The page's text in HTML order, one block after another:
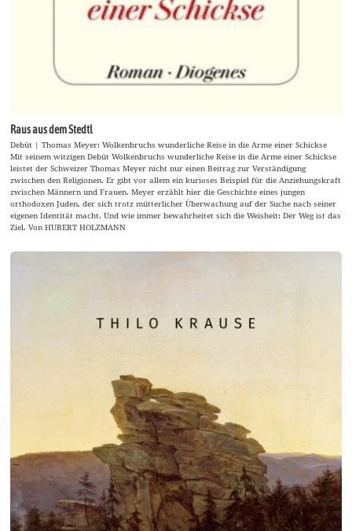
Raus aus dem Stedtl
Debüt | Thomas Meyer: Wolkenbruchs wunderliche Reise in die Arme einer Schickse
Mit seinem witzigen Debüt Wolkenbruchs wunderliche Reise in die Arme einer Schickse
leistet der Schweizer Thomas Meyer nicht nur einen Beitrag zur Verständigung
zwischen den Religionen. Er gibt vor allem ein kurioses Beispiel für die Anziehungskraft
zwischen Männern und Frauen. Meyer erzählt hier die Geschichte eines jungen
orthodoxen Juden, der sich trotz mütterlicher Überwachung auf der Suche nach seiner
eigenen Identität macht. Und wie immer bewahrheitet sich die Weisheit: Der Weg ist das
Ziel. Von HUBERT HOLZMANN